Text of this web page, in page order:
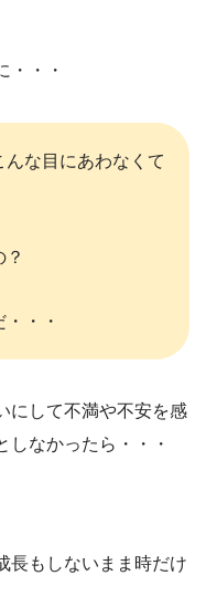
・・・
な目にあわなくて
・・
にして不満や不安を感
しなかったら・・・
長もしないまま時だけ